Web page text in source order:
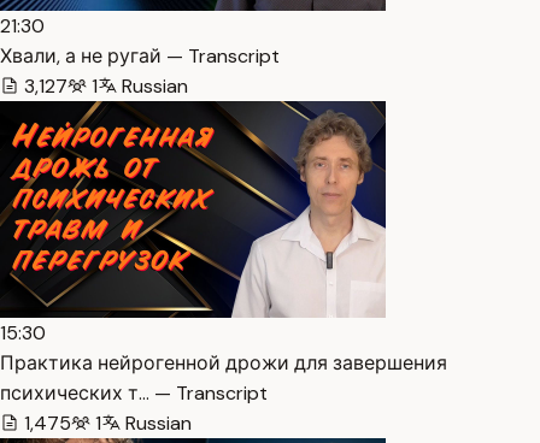
21:30
Хвали, а не ругай — Transcript
3,127
1 Russian
15:30
Практика нейрогенной дрожи для завершения
психических т… — Transcript
1,475
1 Russian